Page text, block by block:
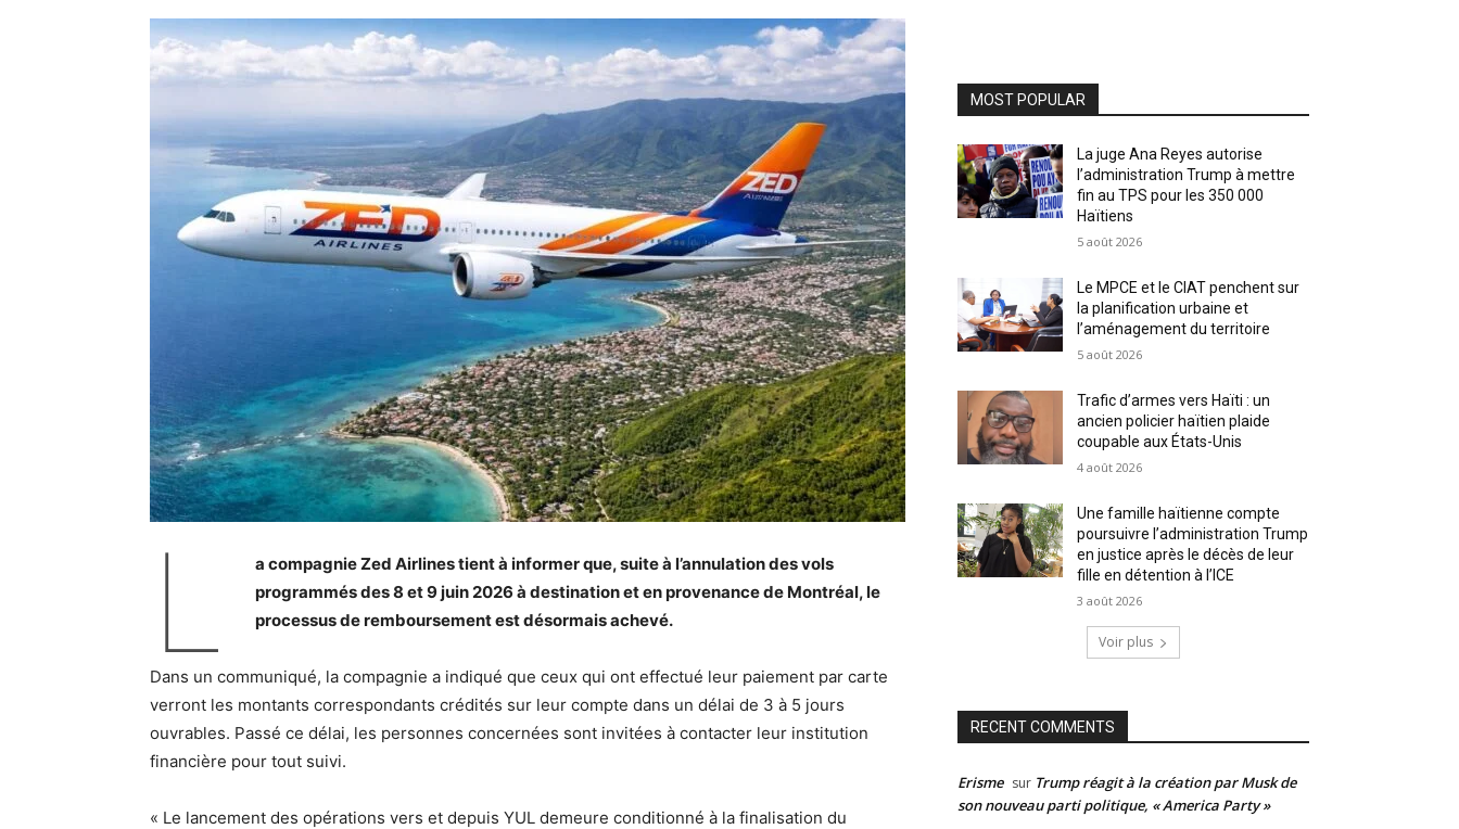
L
a compagnie Zed Airlines tient à informer que, suite à l’annulation des vols
programmés des 8 et 9 juin 2026 à destination et en provenance de Montréal, le
processus de remboursement est désormais achevé.
Dans un communiqué, la compagnie a indiqué que ceux qui ont effectué leur paiement par carte
verront les montants correspondants crédités sur leur compte dans un délai de 3 à 5 jours
ouvrables. Passé ce délai, les personnes concernées sont invitées à contacter leur institution
financière pour tout suivi.
« Le lancement des opérations vers et depuis YUL demeure conditionné à la finalisation du
MOST POPULAR
La juge Ana Reyes autorise
l’administration Trump à mettre
fin au TPS pour les 350 000
Haïtiens
5 août 2026
Le MPCE et le CIAT penchent sur
la planification urbaine et
l’aménagement du territoire
5 août 2026
Trafic d’armes vers Haïti : un
ancien policier haïtien plaide
coupable aux États-Unis
4 août 2026
Une famille haïtienne compte
poursuivre l’administration Trump
en justice après le décès de leur
fille en détention à l’ICE
3 août 2026
Voir plus
RECENT COMMENTS
Erisme sur Trump réagit à la création par Musk de
son nouveau parti politique, « America Party »